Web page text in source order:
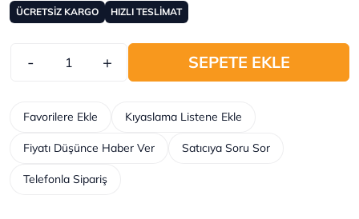
ÜCRETSİZ KARGO HIZLI TESLİMAT
- + SEPETE EKLE
Telefonla Sipariş
Kıyaslama Listene Ekle
Favorilere Ekle
Fiyatı Düşünce Haber Ver Satıcıya Soru Sor